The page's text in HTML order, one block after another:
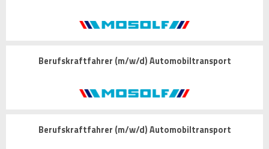
Berufskraftfahrer (m/w/d) Automobiltransport
Berufskraftfahrer (m/w/d) Automobiltransport